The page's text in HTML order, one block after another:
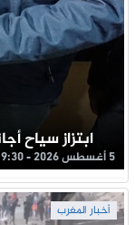
ابتزاز سياح
5 أغسطس 2026 - 19:30
أخبار المغرب